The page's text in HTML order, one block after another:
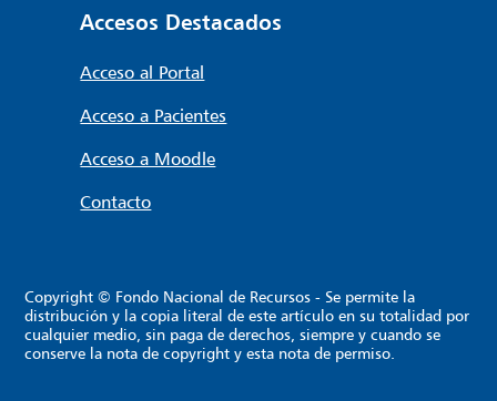
Accesos Destacados
Acceso al Portal
Acceso a Pacientes
Acceso a Moodle
Contacto
Copyright © Fondo Nacional de Recursos - Se permite la
distribución y la copia literal de este artículo en su totalidad por
cualquier medio, sin paga de derechos, siempre y cuando se
conserve la nota de copyright y esta nota de permiso.